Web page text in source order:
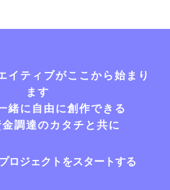
イティブがここから始まり
ます
緒に自由に創作できる
調達のカタチと共に
ロジェクトをスタートする